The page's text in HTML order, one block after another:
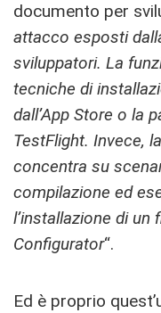
documento per
attacco esposti
sviluppatori. La
tecniche di
dall’App Store o la
TestFlight. Invece,
concentra su
compilazione ed
l’installazione di un
Configurator“.
Ed è proprio